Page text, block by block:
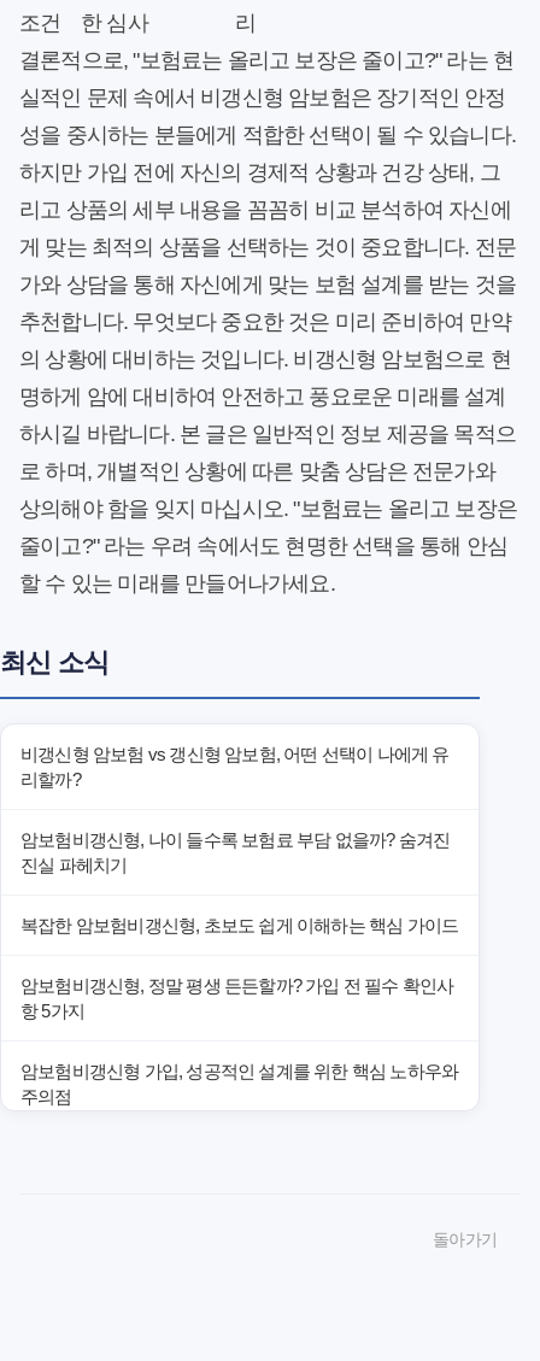
조건
한 심사
리
결론적으로, "보험료는 올리고 보장은 줄이고?" 라는 현
실적인 문제 속에서 비갱신형 암보험은 장기적인 안정
성을 중시하는 분들에게 적합한 선택이 될 수 있습니다.
하지만 가입 전에 자신의 경제적 상황과 건강 상태, 그
리고 상품의 세부 내용을 꼼꼼히 비교 분석하여 자신에
게 맞는 최적의 상품을 선택하는 것이 중요합니다. 전문
가와 상담을 통해 자신에게 맞는 보험 설계를 받는 것을
추천합니다. 무엇보다 중요한 것은 미리 준비하여 만약
의 상황에 대비하는 것입니다. 비갱신형 암보험으로 현
명하게 암에 대비하여 안전하고 풍요로운 미래를 설계
하시길 바랍니다. 본 글은 일반적인 정보 제공을 목적으
로 하며, 개별적인 상황에 따른 맞춤 상담은 전문가와
상의해야 함을 잊지 마십시오. "보험료는 올리고 보장은
줄이고?" 라는 우려 속에서도 현명한 선택을 통해 안심
할 수 있는 미래를 만들어나가세요.
최신 소식
비갱신형 암보험 vs 갱신형 암보험, 어떤 선택이 나에게 유
리할까?
암보험비갱신형, 나이 들수록 보험료 부담 없을까? 숨겨진
진실 파헤치기
복잡한 암보험비갱신형, 초보도 쉽게 이해하는 핵심 가이드
암보험비갱신형, 정말 평생 든든할까? 가입 전 필수 확인사
항 5가지
암보험비갱신형 가입, 성공적인 설계를 위한 핵심 노하우와
주의점
돌아가기